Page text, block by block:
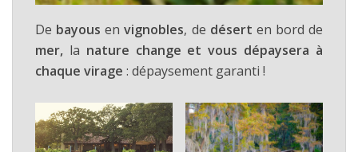
De bayous envignobles, de désert en bord de
mer, la nature change et vous dépaysera à
chaque virage : dépaysement garanti !